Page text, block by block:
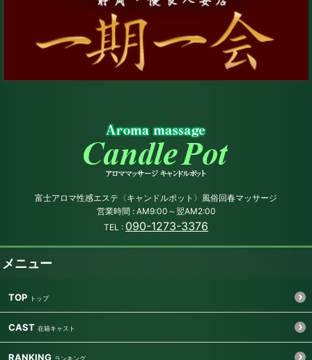
富士アロマ性感エステ〈キャンドルポット〉風俗回春マッサージ
営業時間 : AM9:00～翌AM2:00
TEL : 090-1273-3376
メニュー
TOP
CAST
RANKING